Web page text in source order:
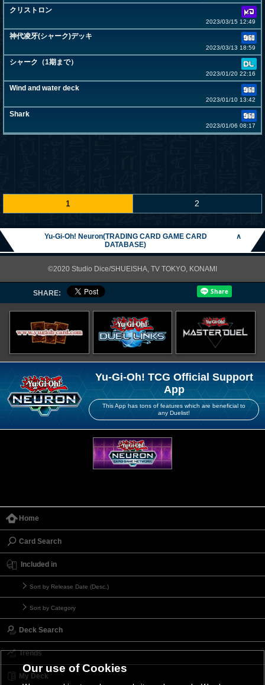
クリストロン
2023/03/15 12:49
神代凌牙(シャーク)デッキ
2023/03/13 18:59
シャーク（1期まで）
2023/01/20 22:16
Wind and water deck
2023/01/10 13:42
Shark
2023/01/06 08:17
1 2
Yu-Gi-Oh! Neuron(TRADING CARD GAME CARD
DATABASE)
∧
©2020 Studio Dice/SHUEISHA, TV TOKYO, KONAMI
SHARE:
Yu-Gi-Oh! TCG Official Support
App
This App has tons of features which are beneficial to
any Duelist!
Home
Card Search
Included in
Sort by Release Date (Desc.)
Sort by Category
Deck Search
Trends
My Deck
Our use of Cookies